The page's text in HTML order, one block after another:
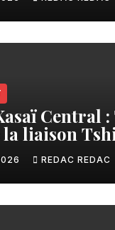
aux écoles de
Central
liaison
pour faciliter
REDAC REDAC